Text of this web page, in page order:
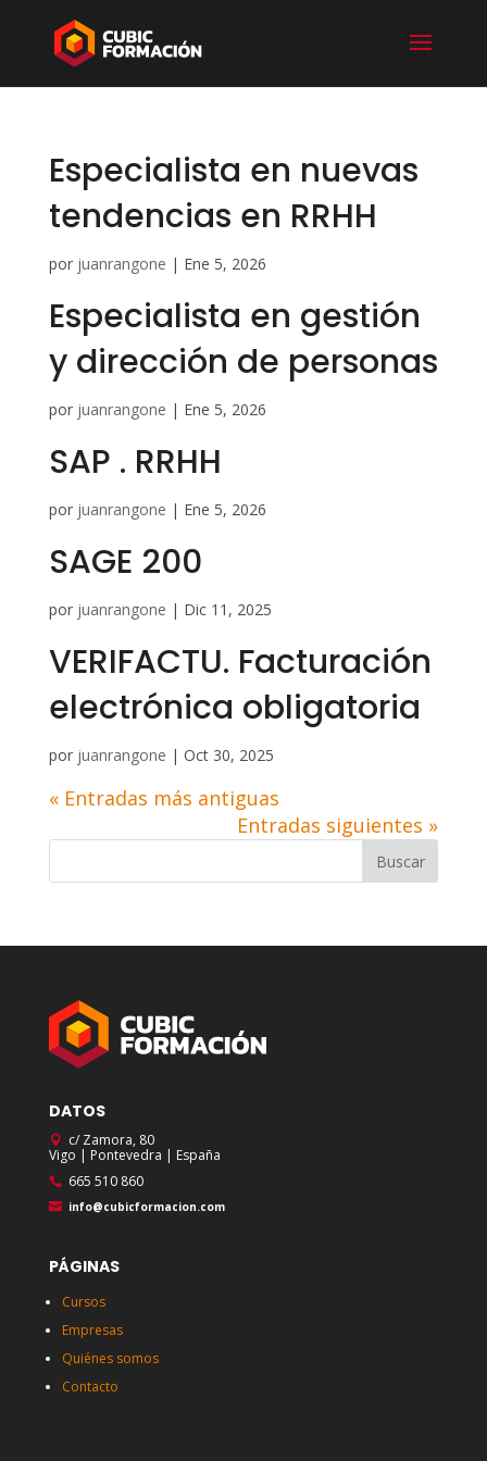
Especialista en nuevas
tendencias en RRHH
por juanrangone | Ene 5, 2026
Especialista en gestión
y dirección de personas
por juanrangone | Ene 5, 2026
SAP . RRHH
por juanrangone | Ene 5, 2026
SAGE 200
por juanrangone | Dic 11, 2025
VERIFACTU. Facturación
electrónica obligatoria
por juanrangone | Oct 30, 2025
« Entradas más antiguas
Entradas siguientes »
DATOS
c/ Zamora, 80
Vigo | Pontevedra | España
665 510 860
info@cubicformacion.com
PÁGINAS
Cursos
Empresas
Quiénes somos
Contacto